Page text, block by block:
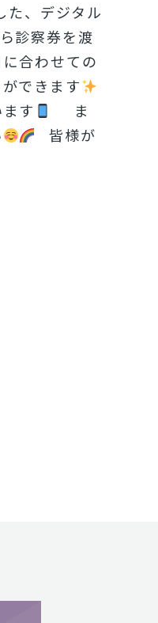
、デジタル
診察券を渡
合わせての
できます
す
ま
皆様が